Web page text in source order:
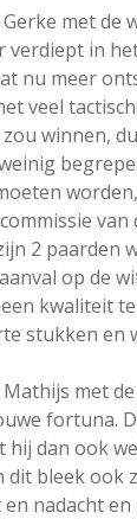
met de
verdiept in
nu meer
veel
winnen,
2 paarden
op de
kwaliteit
stukken
met
fortuna.
hij dan ook
dit bleek ook
nadacht